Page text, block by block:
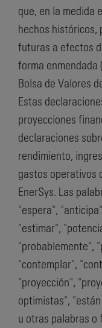
que, en la medida
hechos históricos,
futuras a efectos
forma enmendada
Bolsa de Valores
Estas
proyecciones
declaraciones
rendimiento,
gastos operativos
EnerSys. Las
"espera",
"estimar",
"probablemente",
"contemplar",
"proyección",
optimistas",
u otras palabras o